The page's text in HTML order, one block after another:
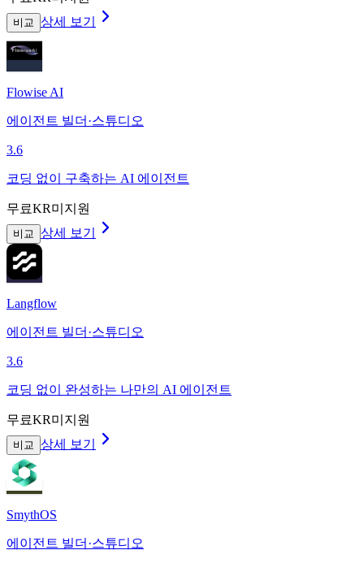
비교 상세 보기
Flowise AI
에이전트 빌더·스튜디오
3.6
코딩 없이 구축하는 AI 에이전트
무료KR미지원
비교 상세 보기
Langflow
에이전트 빌더·스튜디오
3.6
코딩 없이 완성하는 나만의 AI 에이전트
무료KR미지원
비교 상세 보기
SmythOS
에이전트 빌더·스튜디오